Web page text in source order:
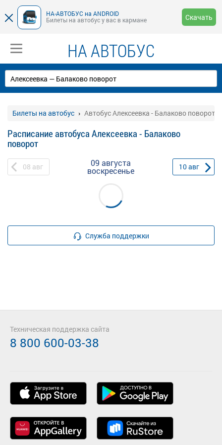
НА-АВТОБУС на ANDROID
Билеты на автобус у вас в кармане
Скачать
НА АВТОБУС
Билеты на автобус Автобус Алексеевка - Балаково поворот
Расписание автобуса Алексеевка - Балаково
поворот
08 авг 09 августа
воскресенье 10авг
Служба поддержки
Техническая поддержка сайта
8 800 600-03-38